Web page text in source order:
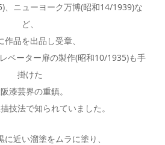
、ニューヨーク万博(昭和14/1939)な
ど、
作品を出品し受章、
ベーター扉の製作(昭和10/1935)も手
掛けた
漆芸界の重鎮。
技法で知られていました。
に近い溜塗をムラに塗り、